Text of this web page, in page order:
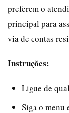
preferem o
principal para
via de contas
Instruções:
Ligue de
Siga o menu